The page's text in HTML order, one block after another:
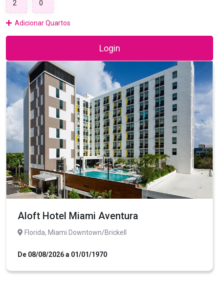
Adicionar Quartos
Login
Aloft Hotel Miami Aventura
Florida, Miami Downtown/Brickell
De 08/08/2026 a 01/01/1970